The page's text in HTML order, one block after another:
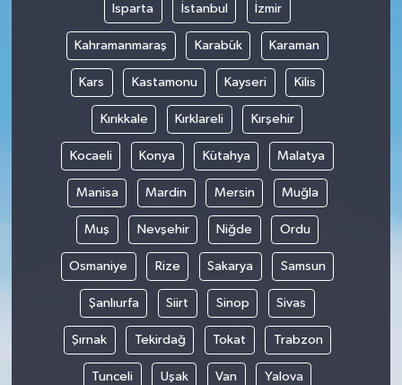
Isparta İstanbul İzmir
Kahramanmaraş Karabük Karaman
Kars Kastamonu Kayseri Kilis
Kırıkkale Kırklareli Kırşehir
Kocaeli Konya Kütahya Malatya
Manisa Mardin Mersin Muğla
Muş Nevşehir Niğde Ordu
Osmaniye Rize Sakarya Samsun
Şanlıurfa Siirt Sinop Sivas
Şırnak Tekirdağ Tokat Trabzon
Tunceli Uşak Van Yalova